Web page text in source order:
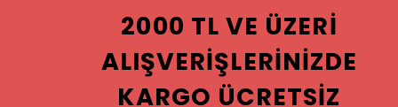
2000 TL VE ÜZERI
ALIŞVERIŞLERINIZDE
KARGO ÜCRETSIZ